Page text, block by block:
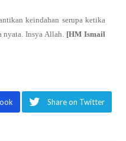
keindahan serupa ketika
nyata. Insya Allah. [HM Ismail
Share on Twitter